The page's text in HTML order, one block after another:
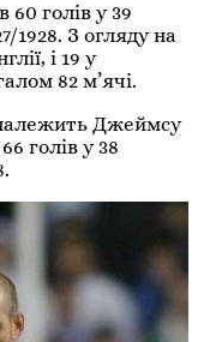
60 голів у 39
1928. З огляду на
і 19 у
82 м’ячі.
Джеймсу
голів у 38